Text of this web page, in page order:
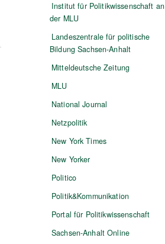
Institut für Politikwissenschaft an
der MLU
Landeszentrale für politische
Bildung Sachsen-Anhalt
Mitteldeutsche Zeitung
MLU
National Journal
Netzpolitik
New York Times
New Yorker
Politico
Politik&Kommunikation
Portal für Politikwissenschaft
Sachsen-Anhalt Online